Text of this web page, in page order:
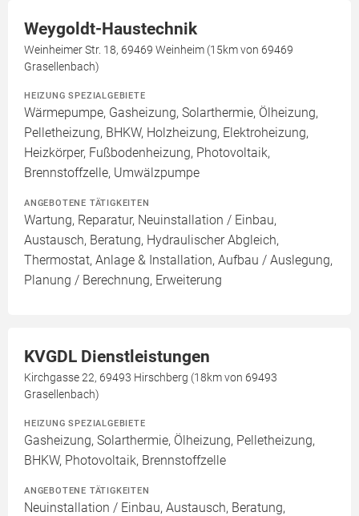
Weygoldt-Haustechnik
Weinheimer Str. 18, 69469 Weinheim (15km von 69469
Grasellenbach)
HEIZUNG SPEZIALGEBIETE
Wärmepumpe, Gasheizung, Solarthermie, Ölheizung,
Pelletheizung, BHKW, Holzheizung, Elektroheizung,
Heizkörper, Fußbodenheizung, Photovoltaik,
Brennstoffzelle, Umwälzpumpe
ANGEBOTENE TÄTIGKEITEN
Wartung, Reparatur, Neuinstallation / Einbau,
Austausch, Beratung, Hydraulischer Abgleich,
Thermostat, Anlage & Installation, Aufbau / Auslegung,
Planung / Berechnung, Erweiterung
KVGDL Dienstleistungen
Kirchgasse 22, 69493 Hirschberg (18km von 69493
Grasellenbach)
HEIZUNG SPEZIALGEBIETE
Gasheizung, Solarthermie, Ölheizung, Pelletheizung,
BHKW, Photovoltaik, Brennstoffzelle
ANGEBOTENE TÄTIGKEITEN
Neuinstallation / Einbau, Austausch, Beratung,